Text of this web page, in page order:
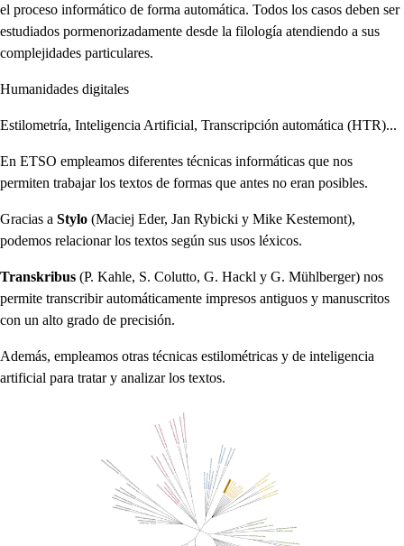
el proceso informático de forma automática. Todos los casos deben ser
estudiados pormenorizadamente desde la filología atendiendo a sus
complejidades particulares.
Humanidades digitales
Estilometría, Inteligencia Artificial, Transcripción automática (HTR)...
En ETSO empleamos diferentes técnicas informáticas que nos
permiten trabajar los textos de formas que antes no eran posibles.
Gracias a Stylo (Maciej Eder, Jan Rybicki y Mike Kestemont),
podemos relacionar los textos según sus usos léxicos.
Transkribus (P. Kahle, S. Colutto, G. Hackl y G. Mühlberger) nos
permite transcribir automáticamente impresos antiguos y manuscritos
con un alto grado de precisión.
Además, empleamos otras técnicas estilométricas y de inteligencia
artificial para tratar y analizar los textos.